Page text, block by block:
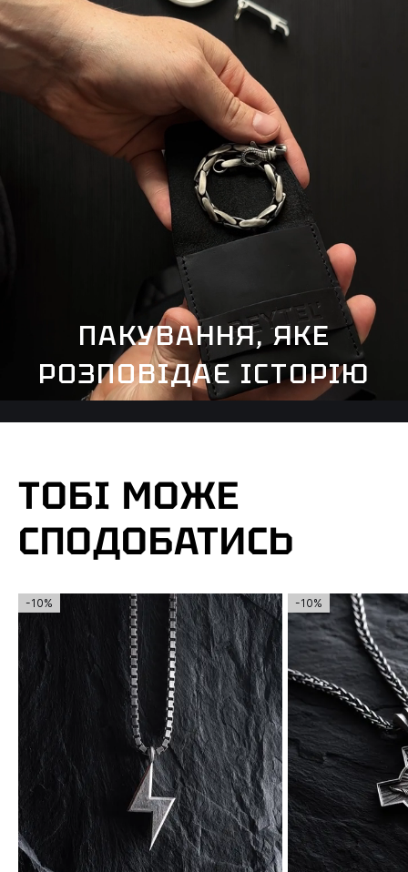
ПАКУВАННЯ, ЯКЕ
РОЗПОВІДАЄ ІСТОРІЮ
ТОБІ МОЖЕ
СПОДОБАТИСЬ
-10% -10%